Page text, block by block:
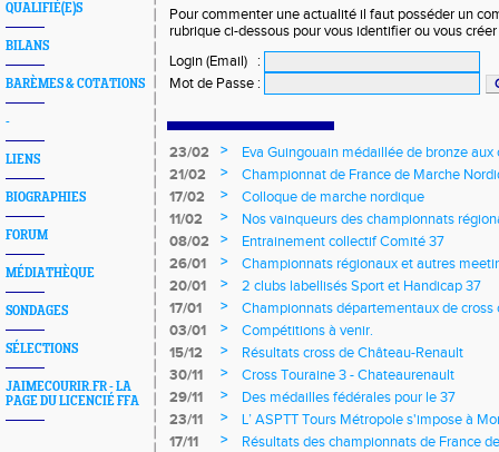
QUALIFIÉ(E)S
BILANS
BARÈMES & COTATIONS
-
LIENS
BIOGRAPHIES
FORUM
MÉDIATHÈQUE
SONDAGES
SÉLECTIONS
JAIMECOURIR.FR - LA
PAGE DU LICENCIÉ FFA
Pour commenter une actualité il faut posséder un
rubrique ci-dessous pour vous identifier ou vous
Login (Email)
:
Mot de Passe :
23/02 >
Eva Guingouain médaillée de bronze
jeunes
21/02 >
Championnat de France de Marche
17/02
>
Colloque de marche nordique
11/02
>
Nos vainqueurs des championnats
08/02
>
Entrainement collectif Comité 37
26/01
>
Championnats régionaux et autres
20/01
>
2 clubs labellisés Sport et Handicap 37
17/01
>
Championnats départementaux de cross
longs et meetings en salle
03/01 >
Compétitions à venir.
15/12
>
Résultats cross de Château-Renault
30/11
>
Cross Touraine 3 - Chateaurenault
29/11
>
Des médailles fédérales pour le 37
23/11
>
L’ ASPTT Tours Métropole s'impose à
17/11
>
Résultats des championnats de France